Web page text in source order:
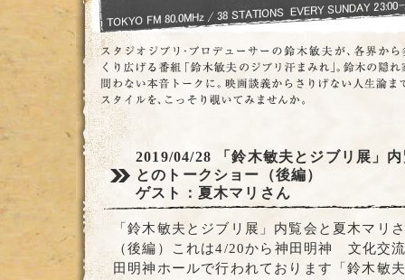
2019/04/28
「鈴木敏夫とジブリ展」
とのトークショー（後編）
ゲスト：夏木マリさん
「鈴木敏夫とジブリ展」内覧会と夏木マリ
（後編）これは4/20から神田明神 文化交
田明神ホールで行われております「鈴木敏